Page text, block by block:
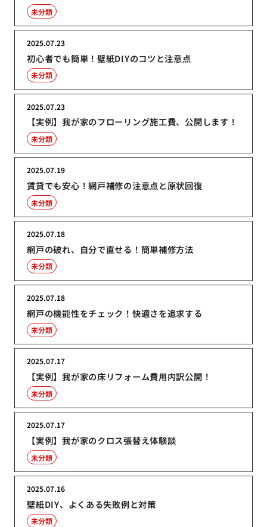
未分類
初心者でも簡単！壁紙DIYのコツと注意点
2025.07.23
未分類
【実例】我が家のフローリング施工費、公開します！
2025.07.23
未分類
賃貸でも安心！網戸補修の注意点と原状回復
2025.07.19
未分類
網戸の破れ、自分で直せる！簡単補修方法
2025.07.18
未分類
網戸の機能性をチェック！快適さを追求する
2025.07.18
未分類
【実例】我が家の床リフォーム費用内訳公開！
2025.07.17
未分類
【実例】我が家のクロス張替え体験談
2025.07.17
未分類
壁紙DIY、よくある失敗例と対策
2025.07.16
未分類